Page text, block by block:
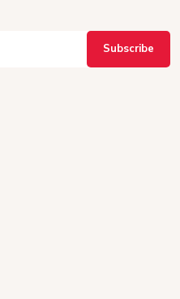
Subscribe